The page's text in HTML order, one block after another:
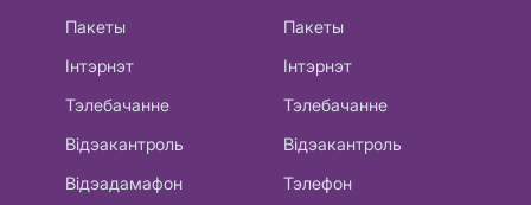
Пакеты
Інтэрнэт
Тэлебачанне
Відэакантроль
Відэадамафон
Пакеты
Інтэрнэт
Тэлебачанне
Відэакантроль
Тэлефон